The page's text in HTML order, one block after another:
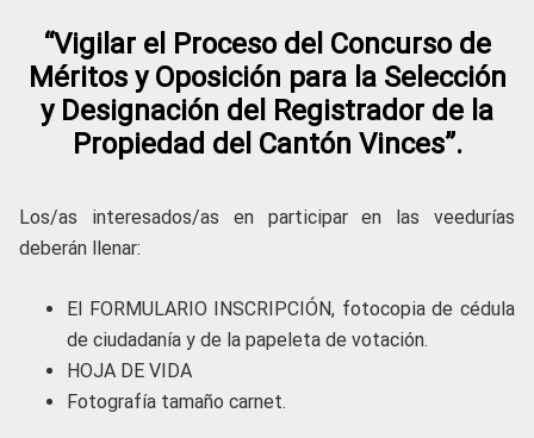
“Vigilar el Proceso del Concurso de
Méritos y Oposición para la Selección
y Designación del Registrador de la
Propiedad del Cantón Vinces”.
Los/as interesados/as en participar en las veedurías
deberán llenar:
El FORMULARIO INSCRIPCIÓN, fotocopia de cédula
de ciudadanía y de la papeleta de votación.
HOJA DE VIDA
Fotografía tamaño carnet.